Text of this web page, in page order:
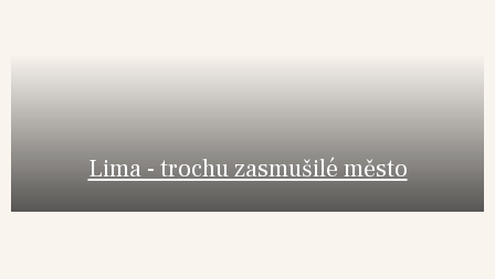
Lima - trochu zasmušilé město